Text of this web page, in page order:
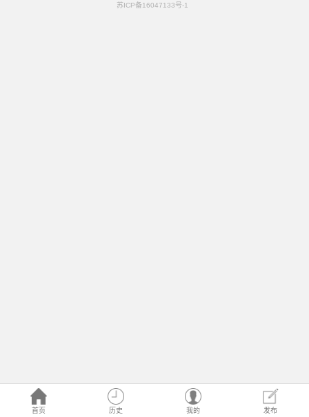
首页 历史 我的 发布
苏ICP备16047133号-1